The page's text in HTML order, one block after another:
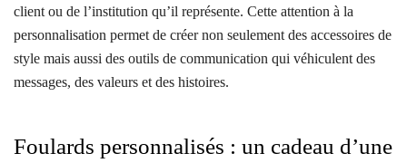
client ou de l’institution qu’il représente. Cette attention à la
personnalisation permet de créer non seulement des accessoires de
style mais aussi des outils de communication qui véhiculent des
messages, des valeurs et des histoires.
Foulards personnalisés : un cadeau d’une